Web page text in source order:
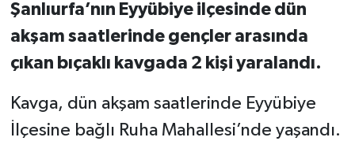
Şanlıurfa’nın Eyyübiye ilçesinde dün
akşam saatlerinde gençler arasında
çıkan bıçaklı kavgada 2 kişi yaralandı.
Kavga, dün akşam saatlerinde Eyyübiye
İlçesine bağlı Ruha Mahallesi’nde yaşandı.